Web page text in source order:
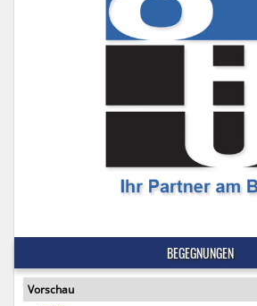
BEGEGNUNGEN
Vorschau